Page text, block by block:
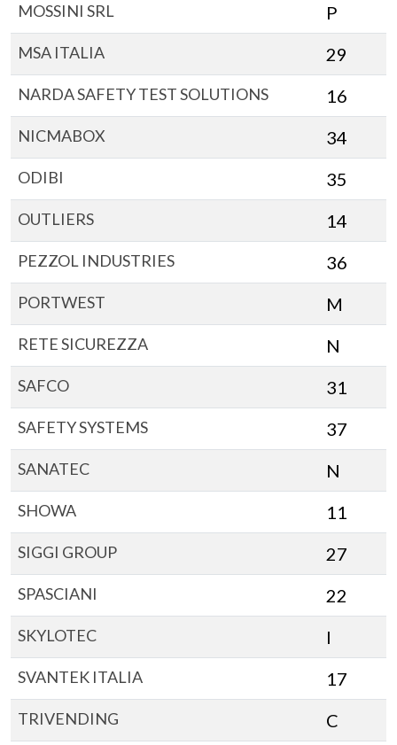
MOSSINI SRL P
MSA ITALIA 29
NARDA SAFETY TEST SOLUTIONS 16
NICMABOX 34
ODIBI 35
OUTLIERS 14
PEZZOL INDUSTRIES 36
PORTWEST M
RETE SICUREZZA N
SAFCO 31
SAFETY SYSTEMS 37
SANATEC N
SHOWA 11
SIGGI GROUP 27
SPASCIANI 22
SKYLOTEC I
SVANTEK ITALIA 17
TRIVENDING C